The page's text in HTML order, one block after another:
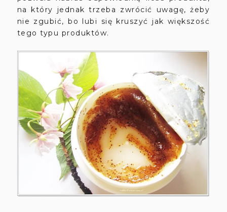
na który jednak trzeba zwrócić uwagę, żeby
nie zgubić, bo lubi się kruszyć jak większość
tego typu produktów.